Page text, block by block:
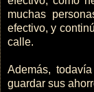
muchas
efectivo, y
calle.
Además,
guardar sus